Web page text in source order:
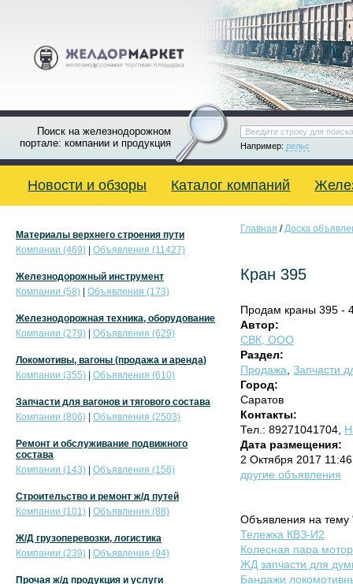
Поиск на железнодорожном
портале: компании и продукция
Например: рельс
Новости и обзоры Каталог компаний
Главная /Доска
Кран 395
Продам краны 395 -
Автор:
СВК, OOO
Раздел:
Продажа Запчасти
Город:
Саратов
Контакты:
Тел.: 89271041704,
Дата размещения:
2 Октября 2017
другие объявления
Объявления на тему
Тележка КВЗ-И2
Колесная пара
ЖД запчасти для
Бандажи
Материалы верхнего строения пути
Компании (469)
Объявления (11427)
Железнодорожный инструмент
Компании (58)
Объявления (173)
Железнодорожная техника, оборудование
Компании (279)
Объявления (629)
Локомотивы, вагоны (продажа и аренда)
Компании (355)
Объявления (610)
Запчасти для вагонов и тягового состава
Компании (806)
Объявления (2503)
Ремонт и обслуживание подвижного
состава
Компании (143)
Объявления (156)
Строительство и ремонт ж/д путей
Компании (101)
Объявления (88)
Ж/Д грузоперевозки, логистика
Компании (239)
Объявления (94)
Прочая ж/д продукция и услуги